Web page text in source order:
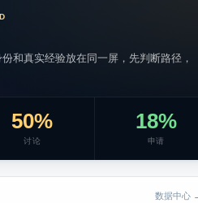
和真实经验放在同一屏，先判断路径，
50%
讨论
18%
申请
数据中心